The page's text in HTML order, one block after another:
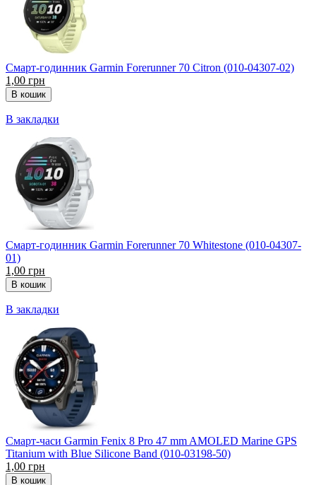
Смарт-годинник Garmin Forerunner 70 Citron (010-04307-02)
1,00 грн
В закладки
Смарт-годинник Garmin Forerunner 70 Whitestone (010-04307-
01)
1,00 грн
В закладки
Смарт-часи Garmin Fenix 8 Pro 47 mm AMOLED Marine GPS
Titanium with Blue Silicone Band (010-03198-50)
1,00 грн